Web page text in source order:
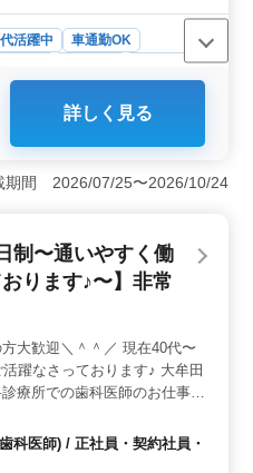
活躍中
車通勤OK
派遣社員
業務で豊富な経験をお持
5年以上の経験がある方は即
者のベテランを募集中の
境が整っています。職人
般でご活躍くださ
＞ 山形県山形市に拠点
フォームに特化していま
安定した雇用と福利厚生
様な経験を積むチャンス
詳しく見る
期間 2026/07/25〜2026/10/24
制〜通いやすく働
ります♪〜】非常
大歓迎＼＾＾／ 現在40代〜
躍なさっております♪ 大牟田
療所での歯科医師のお仕事募
治療、一般歯科業務全般☆
一般歯科〜 →歯や歯周病の
科医師) / 正社員・契約社員・